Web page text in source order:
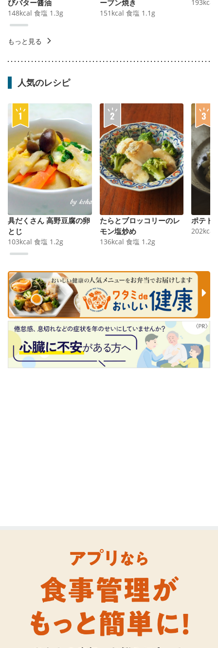
びバター醤油
148kcal 食塩 1.3g
ーブン焼き
151 kcal 食塩 1.1 g
193kcal
もっと見る
人気のレシピ
具だくさん 高野豆腐の卵
とじ
103kcal 食塩 1.2g
たらとブロッコリーのレ
モン塩炒め
136kcal 食塩 1.2g
ポテト
202kcal